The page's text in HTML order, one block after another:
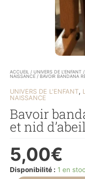
ACCUEIL / UNIVERS DE L'ENFANT /
NAISSANCE / BAVOIR BANDANA
UNIVERS DE L'ENFANT,
NAISSANCE
Bavoir
et nid
5,00€
Disponibilité : 1 en